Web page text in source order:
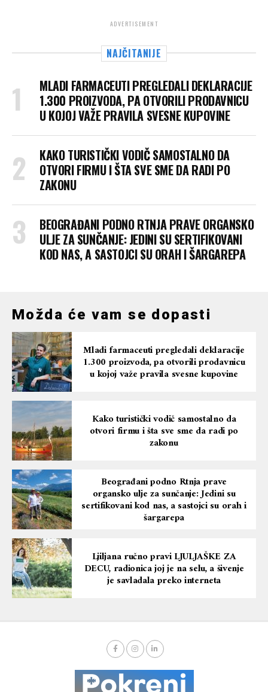
ADVERTISEMENT
NAJČITANIJE
MLADI FARMACEUTI PREGLEDALI DEKLARACIJE
1.300 PROIZVODA, PA OTVORILI PRODAVNICU
U KOJOJ VAŽE PRAVILA SVESNE KUPOVINE
KAKO TURISTIČKI VODIČ SAMOSTALNO DA
OTVORI FIRMU I ŠTA SVE SME DA RADI PO
ZAKONU
BEOGRAĐANI PODNO RTNJA PRAVE ORGANSKO
ULJE ZA SUNČANJE: JEDINI SU SERTIFIKOVANI
KOD NAS, A SASTOJCI SU ORAH I ŠARGAREPA
Možda će vam se dopasti
Mladi farmaceuti pregledali deklaracije
1.300 proizvoda, pa otvorili prodavnicu
u kojoj važe pravila svesne kupovine
Kako turistički vodič samostalno da
otvori firmu i šta sve sme da radi po
zakonu
Beograđani podno Rtnja prave
organsko ulje za sunčanje: Jedini su
sertifikovani kod nas, a sastojci su orah i
šargarepa
Ljiljana ručno pravi LJULJAŠKE ZA
DECU, radionica joj je na selu, a šivenje
je savladala preko interneta